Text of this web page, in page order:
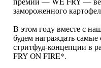
замороженного
В этом году вместе с
будем награждать
стритфуд-концепции в
FRY ON FIRE*.